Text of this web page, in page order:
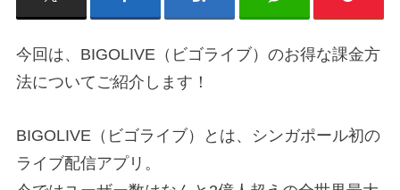
今回は、BIGOLIVE（ビゴライブ）のお得な課金方
法についてご紹介します！
BIGOLIVE（ビゴライブ）とは、シンガポール初の
ライブ配信アプリ。